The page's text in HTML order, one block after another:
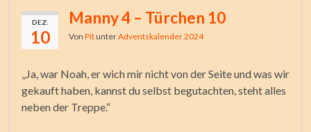
DEZ.
10
Manny 4 – Türchen 10
Von PitunterAdventskalender 2024
„Ja, war Noah, er wich mir nicht von der Seite und was wir
gekauft haben, kannst du selbst begutachten, steht alles
neben der Treppe.“